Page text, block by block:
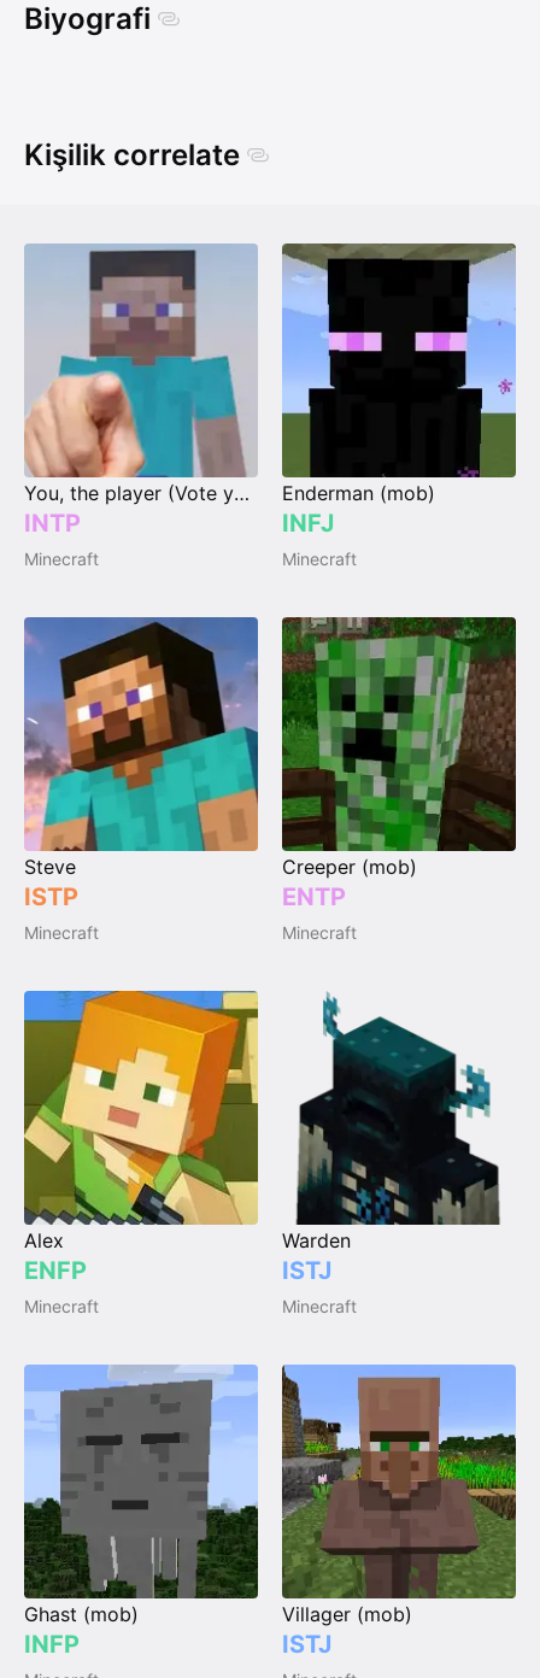
Biyografi
Kişilik correlate
You, the player (Vote your type)
INTP
Minecraft
Enderman (mob)
INFJ
Minecraft
Steve
ISTP
Minecraft
Creeper (mob)
ENTP
Minecraft
Alex
ENFP
Minecraft
Warden
ISTJ
Minecraft
Ghast (mob)
INFP
Villager (mob)
ISTJ